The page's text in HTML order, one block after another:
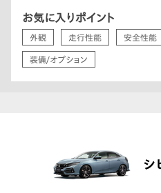
お気に入りポイント
外観 走行性能 安全性能
装備/オプション
シ